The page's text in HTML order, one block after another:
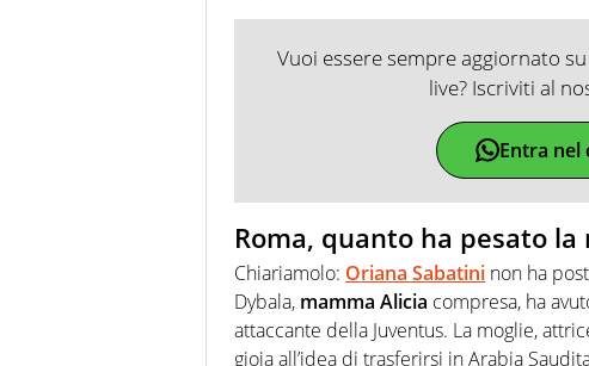
Vuoi essere sempre aggiornato
live? Iscriviti al
Entra nel
Roma, quanto ha pesato
Chiariamolo: Oriana Sabatini non ha
Dybala, mamma Alicia compresa, ha
attaccante della Juventus. La moglie,
gioia all’idea di trasferirsi in Arabia